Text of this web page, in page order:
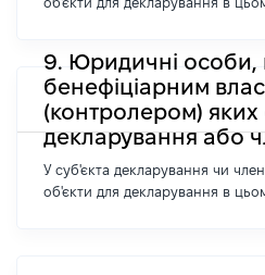
9. Юридичні особи,
бенефіціарним
(контролером) яких
декларування або
У суб'єкта декларування чи
об'єкти для декларування в